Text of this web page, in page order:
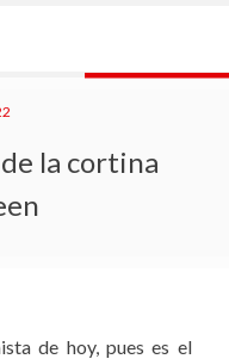
la cortina
de hoy, pues es el